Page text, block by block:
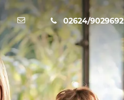
Nachricht schreiben
02624/9029692